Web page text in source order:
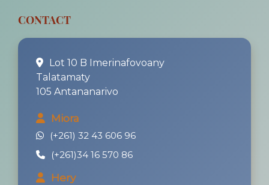
CONTACT
Lot 10 B Imerinafovoany
Talatamaty
105 Antananarivo
Miora
(+261) 32 43 606 96
(+261)34 16 570 86
Hery